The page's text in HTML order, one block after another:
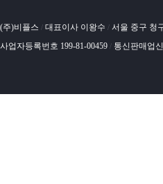
(주)비플스 / 대표이사 이왕수 / 서울 중구 청
사업자등록번호 199-81-00459 / 통신판매업